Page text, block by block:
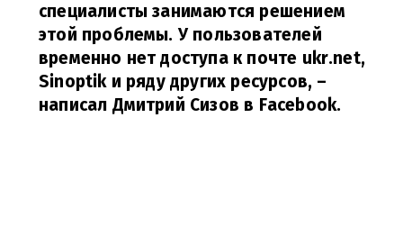
специалисты занимаются решением
этой проблемы. У пользователей
временно нет доступа к почте ukr.net,
Sinoptik и ряду других ресурсов, –
написал Дмитрий Сизов в Facebook.